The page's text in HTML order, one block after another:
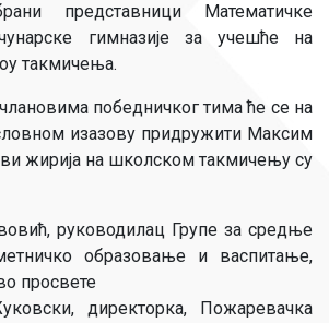
представници Математичке
гимназије за учешће на
такмичења.
победничког тима ће се на
изазову придружити Максим
жирија на школском такмичењу су
руководилац Групе за средње
образовање и васпитање,
просвете
директорка, Пожаревачка